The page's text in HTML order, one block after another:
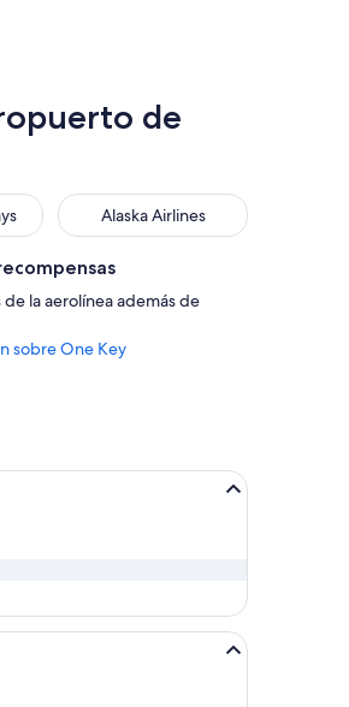
de
Alaska Airlines
Alaska Airlines
de la aerolínea además de
sobre One Key